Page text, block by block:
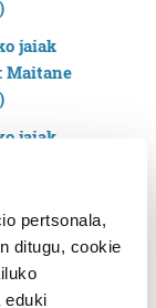
pertsonala,
ditugu, cookie
eduki